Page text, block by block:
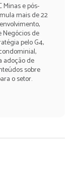
Minas e pós-
mais de 22
Negócios de
pelo G4,
adoção de
sobre
o setor.